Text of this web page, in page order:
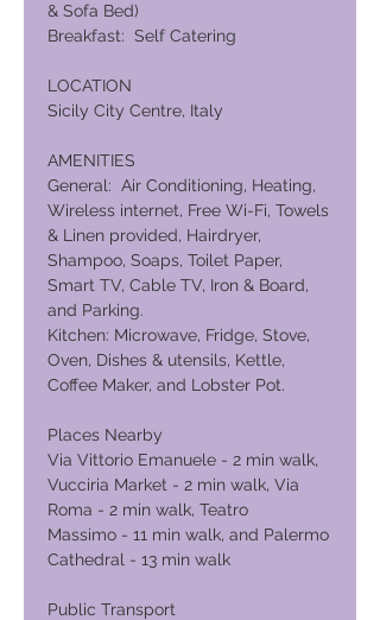
& Sofa Bed)
Breakfast: Self Catering
LOCATION
Sicily City Centre, Italy
AMENITIES
General: Air Conditioning, Heating,
Wireless internet, Free Wi-Fi, Towels
& Linen provided, Hairdryer,
Shampoo, Soaps, Toilet Paper,
Smart TV, Cable TV, Iron & Board,
and Parking.
Kitchen: Microwave, Fridge, Stove,
Oven, Dishes & utensils, Kettle,
Coffee Maker, and Lobster Pot.
Places Nearby
Via Vittorio Emanuele - 2 min walk,
Vucciria Market - 2 min walk, Via
Roma - 2 min walk, Teatro
Massimo - 11 min walk, and Palermo
Cathedral - 13 min walk
Public Transport